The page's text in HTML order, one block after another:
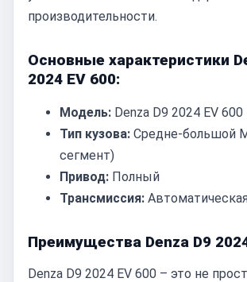
производительности.
Основные характеристики
2024 EV 600:
Модель: Denza D9 2024 EV 600
Тип кузова: Средне-большой
сегмент)
Привод: Полный
Трансмиссия:
Преимущества Denza D9
Denza D9 2024 EV 600 – это не